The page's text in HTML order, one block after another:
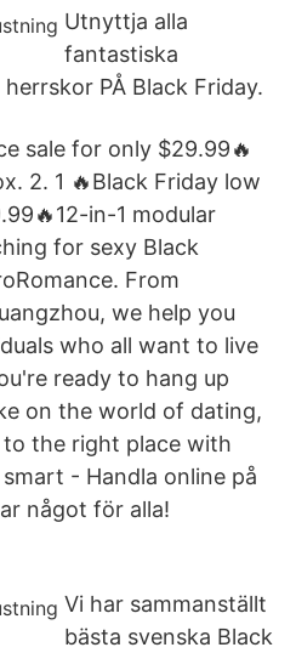
Utnyttja alla
fantastiska
PÅ Black Friday.
sale for only $29.99🔥
2. 1 🔥Black Friday low
in-1 modular
for sexy Black
From
we help you
who all want to live
ready to hang up
on the world of dating,
the right place with
- Handla online på
något för alla!
Vi har sammanställt
bästa svenska Black